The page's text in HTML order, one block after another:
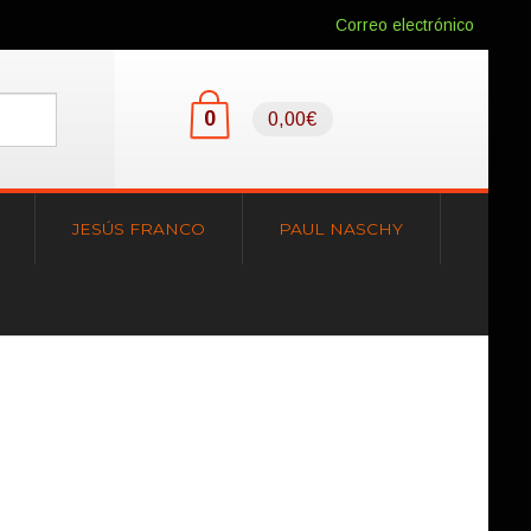
Correo electrónico
0 0,00€
JESÚS FRANCO PAUL NASCHY